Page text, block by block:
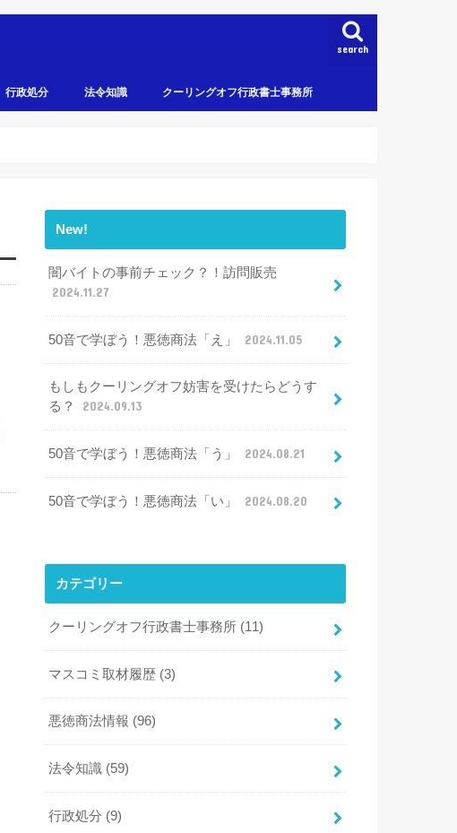
search
行政処分 法令知識 クーリングオフ行政書士事務所
New!
闇バイトの事前チェック？！訪問販売
2024.11.27
50音で学ぼう！悪徳商法「え」 2024.11.05
もしもクーリングオフ妨害を受けたらどうす
る？
2024.09.13
50音で学ぼう！悪徳商法「う」 2024.08.21
50音で学ぼう！悪徳商法「い」 2024.08.20
カテゴリー
クーリングオフ行政書士事務所 (11)
マスコミ取材履歴 (3)
悪徳商法情報 (96)
法令知識 (59)
行政処分 (9)